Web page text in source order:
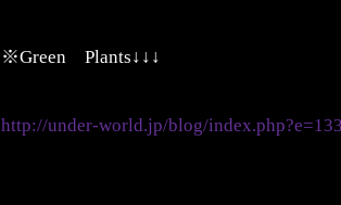
※Green Plants↓↓↓
http://under-world.jp/blog/